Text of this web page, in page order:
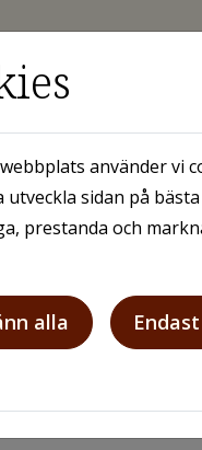
lösenord
använder vi
utveckla sidan på
prestanda och
alla